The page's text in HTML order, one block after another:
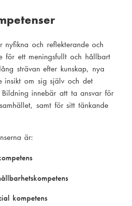
nyfikna och reflekterande och
för ett meningsfullt och hållbart
strävan efter kunskap, nya
insikt om sig själv och det
innebär att ta ansvar för
samt för sitt tänkande
är:
kompetens